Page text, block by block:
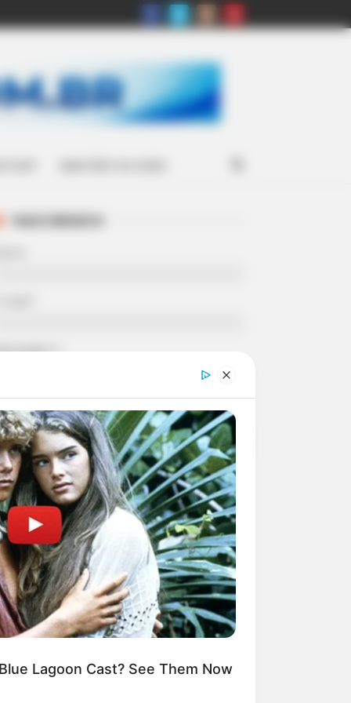
*
BUSCAR
DESTAQUES
FACEBOOK
Lagoon Cast? See Them Now